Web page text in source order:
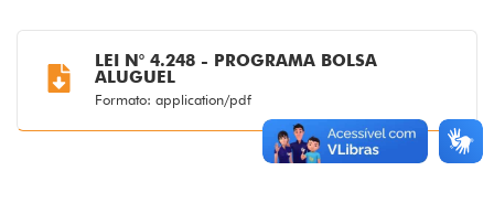
LEI N° 4.248 - PROGRAMA BOLSA
ALUGUEL
Formato: application/pdf